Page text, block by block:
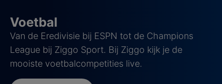
Voetbal
Van de Eredivisie bij ESPN tot de Champions
League bij Ziggo Sport. Bij Ziggo kijk je de
mooiste voetbalcompetities live.